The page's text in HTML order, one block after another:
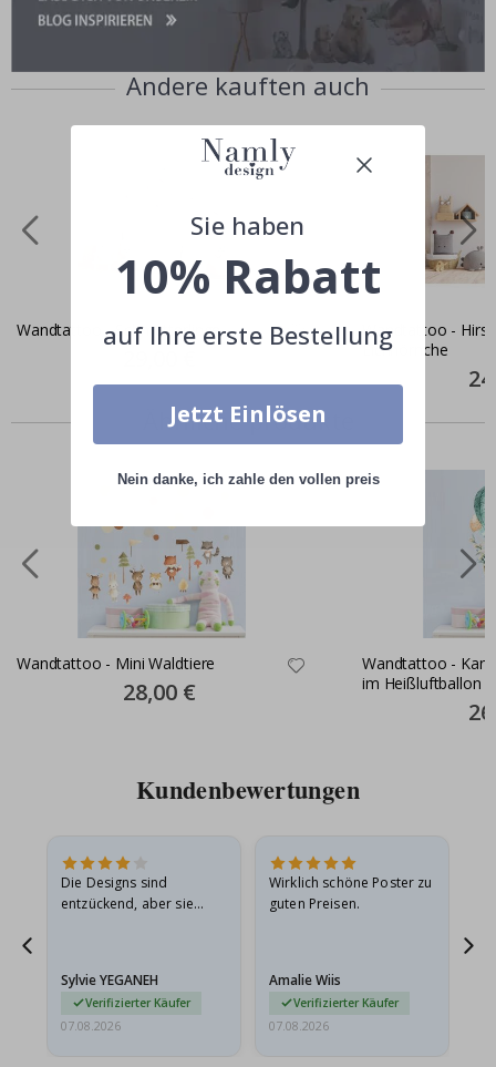
Andere kauften auch
Wandtattoo - Schmetterlinge
Wandtattoo -
Eichhörnche
Ähnliche produkte
Wandtattoo - Mini Waldtiere
Special
Price
28,00 €
Wandtattoo -
im Heißluftballon
Kundenbewertungen
Die Designs sind
entzückend, aber sie
sie…
Sylvie YEGANEH
Verifizierter Käufer
07.08.2026
Wirklich schöne Poster zu
guten Preisen.
Amalie Wiis
Verifizierter Käufer
07.08.2026
Sie haben
10% Rabatt
auf Ihre erste Bestellung
Jetzt Einlösen
Nein danke, ich zahle den vollen preis